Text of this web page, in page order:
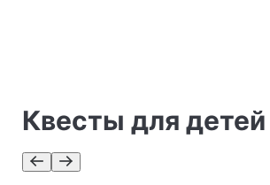
Квесты для детей